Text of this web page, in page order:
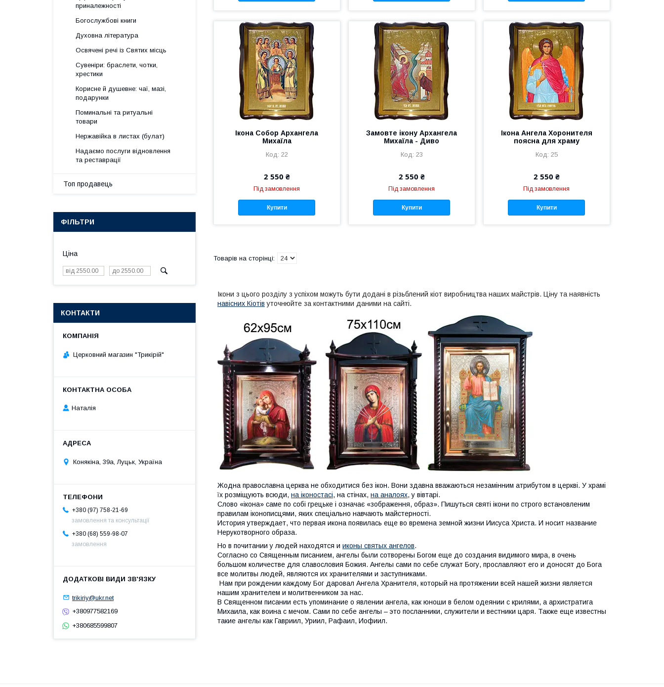
Ікона Собор Архангела
Михаїла
22
2 550 ₴
Під замовлення
Купити
Замовте ікону Архангела
Михаїла - Диво
23
2 550 ₴
Під замовлення
Купити
Ікона Ангела Хоронителя
поясна для храму
25
2 550 ₴
Під замовлення
Купити
Ікони з цього розділу з успіхом можуть бути додані в різьблений кіот виробництва наших майстрів. Ціну та наявність
навісних Кіотів уточнюйте за контактними даними на сайті.
Жодна православна церква не обходитися без ікон. Вони здавна вважаються незамінним атрибутом в церкві. У храмі
їх розміщують всюди, на іконостасі, на стінах, на аналоях, у вівтарі.
Слово «ікона» саме по собі грецьке і означає «зображення, образ». Пишуться святі ікони по строго встановленим
правилам іконописцями, яких спеціально навчають майстерності.
История утверждает, что первая икона появилась еще во времена земной жизни Иисуса Христа. И носит название
Нерукотворного образа.
Но в почитании у людей находятся и иконы святых ангелов.
Согласно со Священным писанием, ангелы были сотворены Богом еще до создания видимого мира, в очень
большом количестве для славословия Божия. Ангелы сами по себе служат Богу, прославляют его и доносят до Бога
все молитвы людей, являются их хранителями и заступниками.
Нам при рождении каждому Бог даровал Ангела Хранителя, который на протяжении всей нашей жизни является
нашим хранителем и молитвенником за нас.
В Священном писании есть упоминание о явлении ангела, как юноши в белом одеянии с крилями, а архистратига
Михаила, как воина с мечом. Сами по себе ангелы – это посланники, служители и вестники царя. Также еще известны
такие ангелы как Гавриил, Уриил, Рафаил, Иофиил.
приналежності
Богослужбові книги
Духовна література
Освячені речі із Святих місць
Сувеніри: браслети, чотки,
хрестики
Корисне й душевне: чаї, мазі,
подарунки
Поминальні та ритуальні
товари
Нержавійка в листах (булат)
Надаємо послуги відновлення
та реставрації
Топ продавець
ФІЛЬТРИ
Ціна
КОНТАКТИ
Церковний магазин "Трикірій"
Наталія
Конякіна, 39а, Луцьк, Україна
+380 (97) 758-21-69
замовлення та консультації
+380 (68) 559-98-07
замовлення
trikiriy@ukr.net
+380977582169
+380685599807